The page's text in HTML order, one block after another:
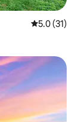
Calificación
5.0 (31)